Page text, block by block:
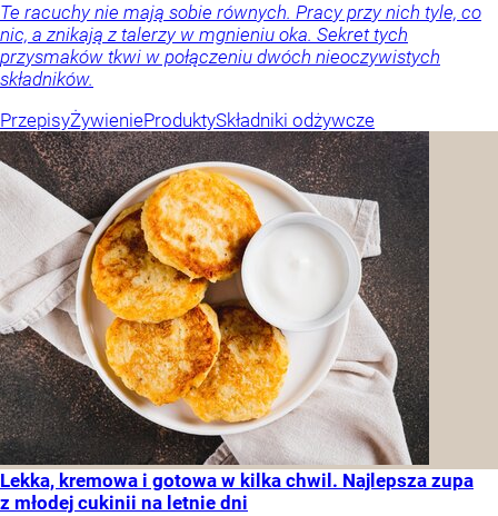
Te racuchy nie mają sobie równych. Pracy przy nich tyle, co
nic, a znikają z talerzy w mgnieniu oka. Sekret tych
przysmaków tkwi w połączeniu dwóch nieoczywistych
składników.
PrzepisyŻywienieProduktySkładniki odżywcze
Lekka, kremowa i gotowa w kilka chwil. Najlepsza zupa
z młodej cukinii na letnie dni